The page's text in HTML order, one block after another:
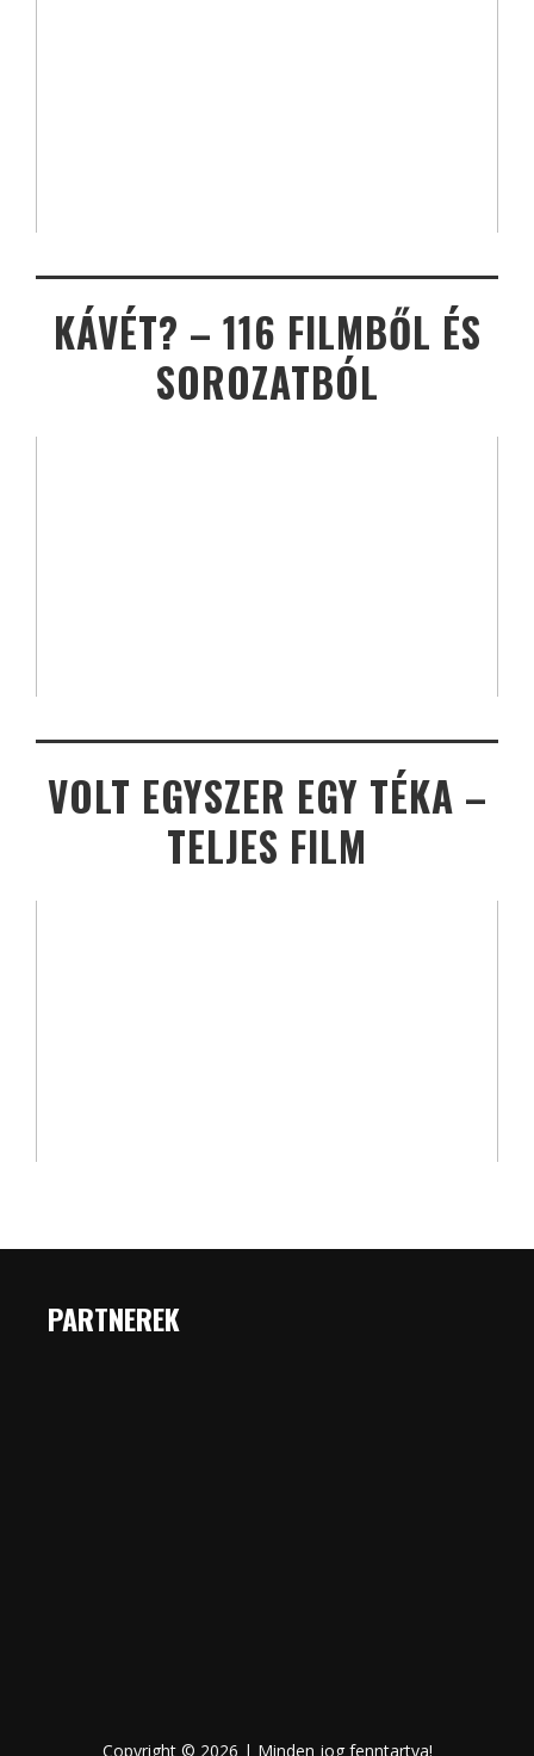
KÁVÉT? – 116 FILMBŐL ÉS
SOROZATBÓL
VOLT EGYSZER EGY TÉKA –
TELJES FILM
PARTNEREK
Copyright © 2026 | Minden jog fenntartva!